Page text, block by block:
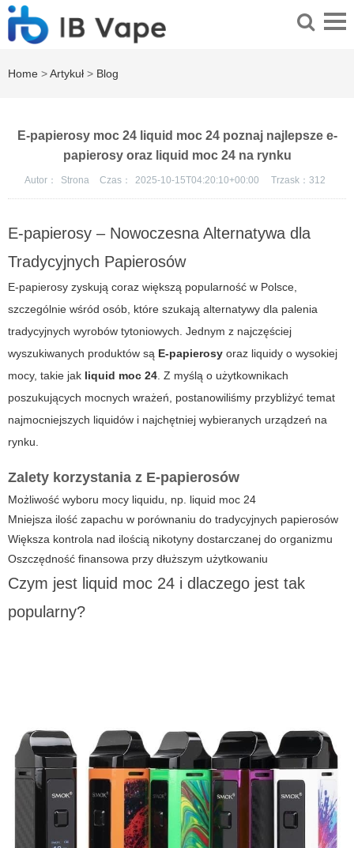
Home >Artykuł > Blog
E-papierosy moc 24 liquid moc 24 poznaj najlepsze e-
papierosy oraz liquid moc 24 na rynku
Autor： Strona Czas： 2025-10-15T04:20:10+00:00 Trzask： 312
E-papierosy – Nowoczesna Alternatywa dla
Tradycyjnych Papierosów
E-papierosy zyskują coraz większą popularność w Polsce,
szczególnie wśród osób, które szukają alternatywy dla palenia
tradycyjnych wyrobów tytoniowych. Jednym z najczęściej
wyszukiwanych produktów są E-papierosy oraz liquidy o wysokiej
mocy, takie jak liquid moc 24. Z myślą o użytkownikach
poszukujących mocnych wrażeń, postanowiliśmy przybliżyć temat
najmocniejszych liquidów i najchętniej wybieranych urządzeń na
rynku.
Zalety korzystania z E-papierosów
Możliwość wyboru mocy liquidu, np. liquid moc 24
Mniejsza ilość zapachu w porównaniu do tradycyjnych papierosów
Większa kontrola nad ilością nikotyny dostarczanej do organizmu
Oszczędność finansowa przy dłuższym użytkowaniu
Czym jest liquid moc 24 i dlaczego jest tak
popularny?